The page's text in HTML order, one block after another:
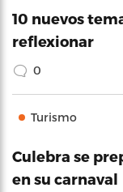
10 nuevos
reflexionar
0
Turismo
Culebra se
en su carnaval